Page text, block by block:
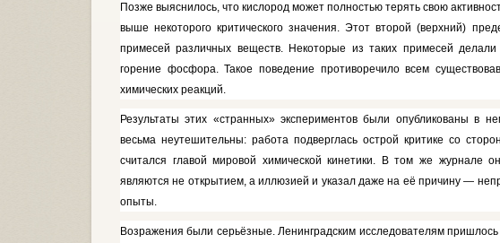
Позже выяснилось, что кислород может полностью терять свою
выше неко­торого критического значения. Этот второй (верхний)
примесей различных веществ. Некоторые из таких примесей
горение фосфора. Такое поведение противоречило всем
химиче­ских реакций.
Результаты этих «странных» экс­периментов были опубликованы в
весьма неуте­шительны: работа подверглась острой критике со
считался главой мировой химиче­ской кинетики. В том же журнале
являются не откры­тием, а иллюзией и указал даже на её причину —
опыты.
Возражения были серьёзные. Ле­нинградским исследователям